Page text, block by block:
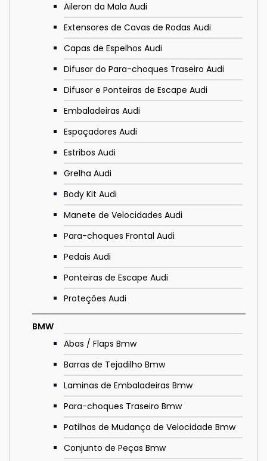
Aileron da Mala Audi
Extensores de Cavas de Rodas Audi
Capas de Espelhos Audi
Difusor do Para-choques Traseiro Audi
Difusor e Ponteiras de Escape Audi
Embaladeiras Audi
Espaçadores Audi
Estribos Audi
Grelha Audi
Body Kit Audi
Manete de Velocidades Audi
Para-choques Frontal Audi
Pedais Audi
Ponteiras de Escape Audi
Proteções Audi
BMW
Abas / Flaps Bmw
Barras de Tejadilho Bmw
Laminas de Embaladeiras Bmw
Para-choques Traseiro Bmw
Patilhas de Mudança de Velocidade Bmw
Conjunto de Peças Bmw